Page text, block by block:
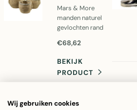
Mars & More
manden naturel
gevlochten rand
Handgeweven
beige met
gevlochten rand.
voor elk
€68,62
BEKIJK
PRODUCT
Wij gebruiken cookies